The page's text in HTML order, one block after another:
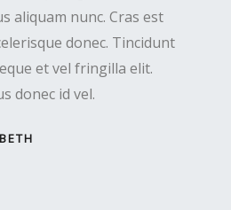
aliquam nunc. Cras est
donec. Tincidunt
et vel fringilla elit.
donec id vel.